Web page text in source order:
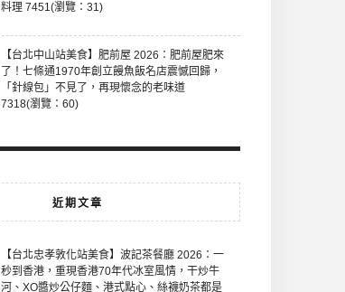
料理 7451(瀏覽：31)
【台北中山站美食】肥前屋 2026：肥前屋肥來
了！七條通1970年創立饅魚飯名店震憾回歸，
「針線包」不見了，再現懷念的老味道
7318(瀏覽：60)
近期文章
【台北忠孝敦化站美食】波記茶餐廳 2026：一
秒到香港，重現香港70年代冰室風情，干炒牛
河、XO醬炒公仔麵、港式點心、絲襪奶茶都是